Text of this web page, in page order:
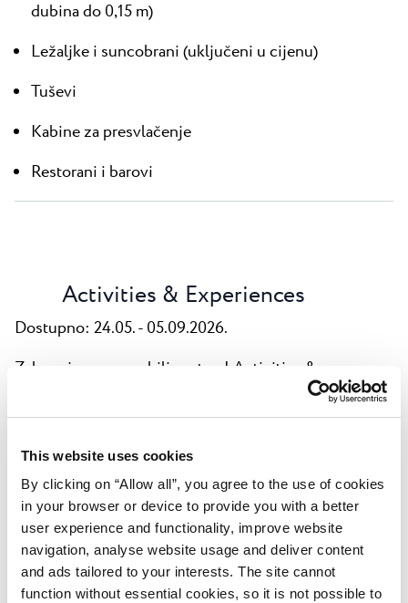
This website uses cookies
By clicking on “Allow all”, you agree to the use of cookies
in your browser or device to provide you with a better
user experience and functionality, improve website
navigation, analyse website usage and deliver content
and ads tailored to your interests. The site cannot
function without essential cookies, so it is not possible to
dubina do 0,15 m)
Ležaljke i suncobrani (uključeni u cijenu)
Tuševi
Kabine za presvlačenje
Restorani i barovi
Activities & Experiences
Dostupno: 24.05. - 05.09.2026.
Zabava je za nas ozbiljna stvar! Activities &
Experience Team brine se da se provedete najbolje
ikad i doživite nova i nezaboravna iskustva koja ćete
Programi za djecu
Mini club za djecu od 4 do 12 godina, u jutarnjim i
popodnevnim satima - kreativne radionice i igre
Dječji večernji programi